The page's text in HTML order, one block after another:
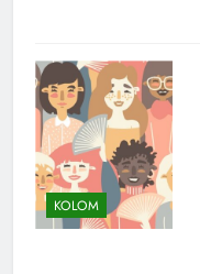
KOLOM